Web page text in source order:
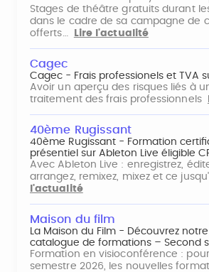
Stages de théâtre gratuits durant
dans le cadre de sa campagne de
offerts…
Lire l'actualité
Cagec
Cagec - Frais professionels et TVA
Avoir un aperçu des risques liés à
traitement des frais professionnels
40ème Rugissant
40ème Rugissant - Formation
présentiel sur Ableton Live éligible
Avec Ableton Live : enregistrez,
arrangez, remixez, mixez et ce
l'actualité
Maison du film
La Maison du Film - Découvrez
catalogue de formations – Second
Formation en visioconférence :
semestre 2026, les nouvelles